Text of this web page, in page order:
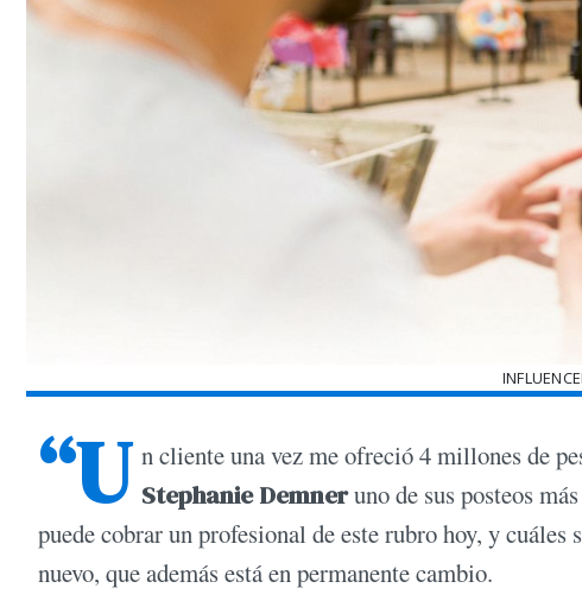
“U n cliente una vez me ofreció 4 millones de
Stephanie Demneruno de sus posteos
puede cobrar un profesional de este rubro hoy, y
nuevo, que además está en permanente cambio.